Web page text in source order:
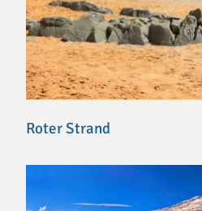
Roter Strand